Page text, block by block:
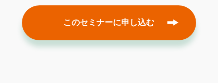
このセミナーに申し込む